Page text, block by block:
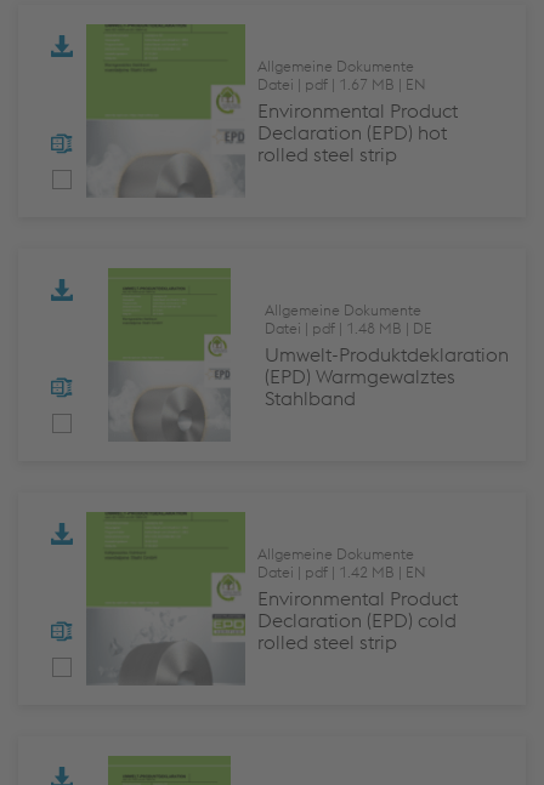
Allgemeine Dokumente
Datei
pdf 1.67 MB EN
Environmental Product
Declaration (EPD) hot
rolled steel strip
Allgemeine Dokumente
Datei
pdf 1.48 MB DE
Umwelt-Produktdeklaration
(EPD) Warmgewalztes
Stahlband
Allgemeine Dokumente
Datei
pdf 1.42 MB EN
Environmental Product
Declaration (EPD) cold
rolled steel strip